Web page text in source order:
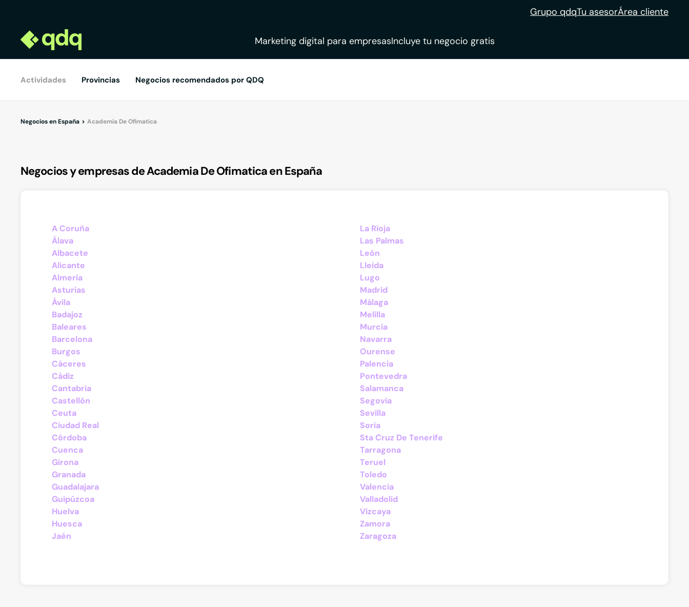
Grupo qdqTu asesorÁrea cliente
Marketing digital para empresasIncluye tu negocio gratis
Actividades Provincias Negocios recomendados por QDQ
Negocios en España Academia De Ofimatica
Negocios y empresas de Academia De Ofimatica en España
A Coruña
Álava
Albacete
Alicante
Almería
Asturias
Ávila
Badajoz
Baleares
Barcelona
Burgos
Cáceres
Cádiz
Cantabria
Castellón
Ceuta
Ciudad Real
Córdoba
Cuenca
Girona
Granada
Guadalajara
Guipúzcoa
Huelva
Huesca
Jaén
La Rioja
Las Palmas
León
Lleida
Lugo
Madrid
Málaga
Melilla
Murcia
Navarra
Ourense
Palencia
Pontevedra
Salamanca
Segovia
Sevilla
Soria
Sta Cruz De Tenerife
Tarragona
Teruel
Toledo
Valencia
Valladolid
Vizcaya
Zamora
Zaragoza